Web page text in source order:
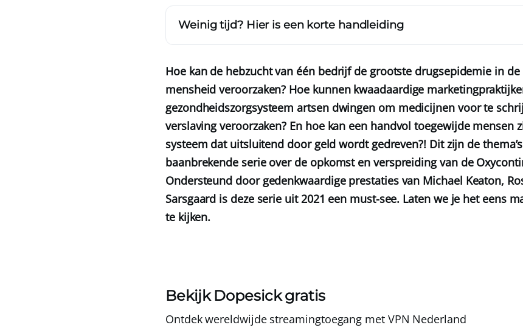
Weinig tijd? Hier is een korte handleiding
Hoe kan de hebzucht van één bedrijf de grootste drugsepidemie in
mensheid veroorzaken? Hoe kunnen kwaadaardige
gezondheidszorgsysteem artsen dwingen om medicijnen voor te
verslaving veroorzaken? En hoe kan een handvol toegewijde mensen
systeem dat uitsluitend door geld wordt gedreven?! Dit zijn de
baanbrekende serie over de opkomst en verspreiding van de
Ondersteund door gedenkwaardige prestaties van Michael Keaton,
Sarsgaard is deze serie uit 2021 een must-see. Laten we je het eens
te kijken.
Bekijk Dopesick gratis
Ontdek wereldwijde streamingtoegang met VPN Nederland